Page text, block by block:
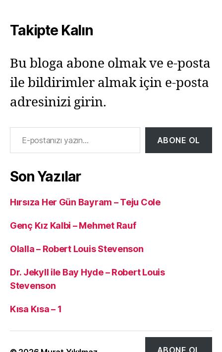
Takipte Kalın
Bu bloga abone olmak ve e-posta
ile bildirimler almak için e-posta
adresinizi girin.
E-postanızı yazın…
ABONE OL
Son Yazılar
Hırsıza Her Gün Bayram – Teju Cole
Genç Kız Kalbi – Mehmet Rauf
Olalla – Robert Louis Stevenson
Dr. Jekyll ile Bay Hyde – Robert Louis
Stevenson
Kısa Kısa – 1
ABONE OL